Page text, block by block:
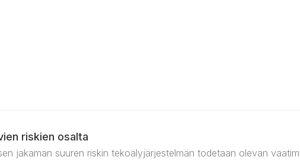
riskien osalta
jakaman suuren riskin tekoälyjärjestelmän todetaan olevan